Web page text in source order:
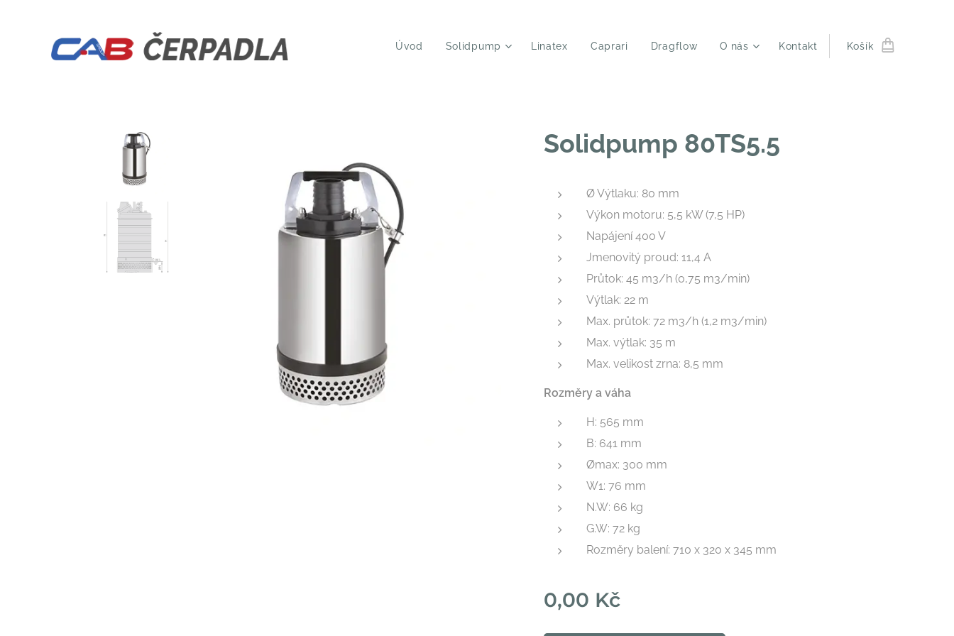
Úvod Solidpump Linatex Caprari Dragflow O nás Kontakt Košík
Solidpump 80TS5.5
Ø Výtlaku: 80 mm
Výkon motoru: 5,5 kW (7,5 HP)
Napájení 400 V
Jmenovitý proud: 11,4 A
Průtok: 45 m3/h (0,75 m3/min)
Výtlak: 22 m
Max. průtok: 72 m3/h (1,2 m3/min)
Max. výtlak: 35 m
Max. velikost zrna: 8,5 mm
Rozměry a váha
H: 565 mm
B: 641 mm
Ømax: 300 mm
W1: 76 mm
N.W: 66 kg
G.W: 72 kg
Rozměry balení: 710 x 320 x 345 mm
0,00 Kč